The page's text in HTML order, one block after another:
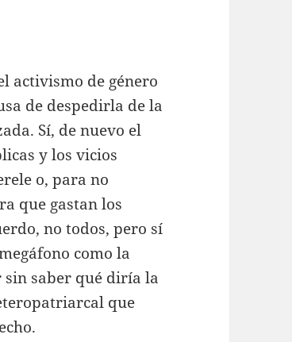
activismo de género
de despedirla de la
Sí, de nuevo el
y los vicios
o, para no
que gastan los
no todos, pero sí
como la
sin saber qué diría la
que